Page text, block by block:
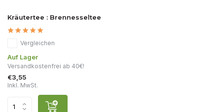
Kräutertee : Brennesseltee
Vergleichen
Auf Lager
Versandkostenfrei ab 40€!
€3,55
Inkl. MwSt.